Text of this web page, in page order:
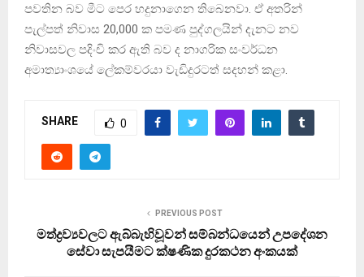
පවතින බව මීට පෙර හදුනාගෙන තිබෙනවා. ඒ අතරින්
පැල්පත් නිවාස 20,000 ක පමණ පුද්ගලයින් දැනට නව
නිවාසවල පදිංචි කර ඇති බව ද නාගරික සංවර්ධන
අමාත්‍යාංශයේ ලේකම්වරයා වැඩිදුරටත් සදහන් කළා.
SHARE 0
PREVIOUS POST
මත්ද්‍රව්‍යවලට ඇබ්බැහිවූවන් සම්බන්ධයෙන් උපදේශන
සේවා සැපයීමට ක්ෂණික දුරකථන අංකයක්